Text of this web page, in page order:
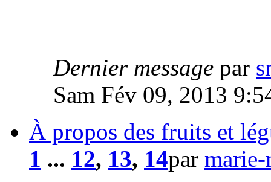
Dernier message par
Sam Fév 09, 2013
À propos des fruits et
1 ... 12, 13, 14par marie-